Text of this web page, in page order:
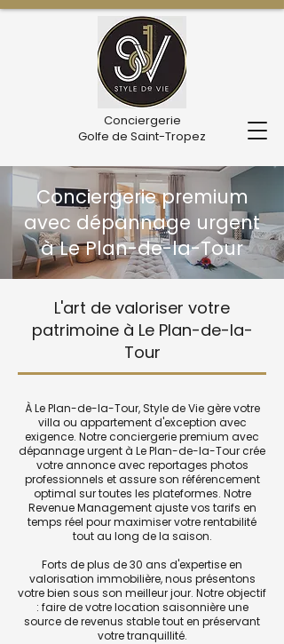
Conciergerie
Golfe de Saint-Tropez
Conciergerie premium
avec dépannage urgent
à Le Plan-de-la-Tour
L'art de valoriser votre
patrimoine à Le Plan-de-la-
Tour
À Le Plan-de-la-Tour, Style de Vie gère votre
villa ou appartement d'exception avec
exigence. Notre conciergerie premium avec
dépannage urgent à Le Plan-de-la-Tour crée
votre annonce avec reportages photos
professionnels et assure son référencement
optimal sur toutes les plateformes. Notre
Revenue Management ajuste vos tarifs en
temps réel pour maximiser votre rentabilité
tout au long de la saison.
Forts de plus de 30 ans d'expertise en
valorisation immobilière, nous présentons
votre bien sous son meilleur jour. Notre objectif
: faire de votre location saisonnière une
source de revenus stable tout en préservant
votre tranquillité.